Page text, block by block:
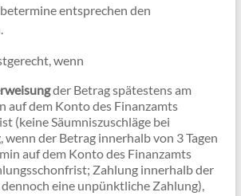
entsprechen den
wenn
der Betrag spätestens am
auf dem Konto des Finanzamts
(keine Säumniszuschläge bei
wenn der Betrag innerhalb von 3 Tagen
auf dem Konto des Finanzamts
Zahlung innerhalb der
eine unpünktliche Zahlung),